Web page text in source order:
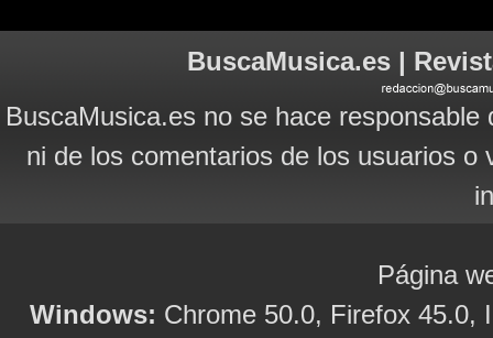
BuscaMusica.es |
BuscaMusica.es no se hace
ni de los comentarios de los usuarios
Página
Windows: Chrome 50.0, Firefox 45.0,